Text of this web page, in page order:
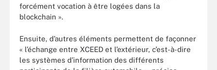
forcément vocation à être logées dans la
blockchain ».
Ensuite, d’autres éléments permettent de façonner
« l’échange entre XCEED et l’extérieur, c’est-à-dire
les systèmes d’information des différents